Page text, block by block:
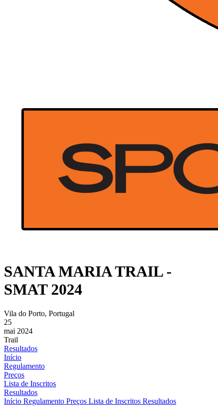
SANTA MARIA TRAIL -
SMAT 2024
Vila do Porto, Portugal
25
mai 2024
Trail
Resultados
Início
Regulamento
Preços
Lista de Inscritos
Resultados
Início Regulamento Preços Lista de Inscritos Resultados